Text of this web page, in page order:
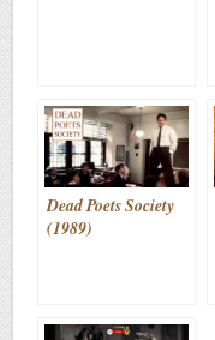
Dead Poets Society
(1989)